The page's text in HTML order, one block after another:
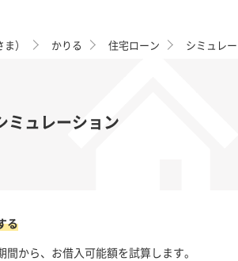
） かりる 住宅ローン シミュレ
ミュレーション
る
から、お借入可能額を試算します。